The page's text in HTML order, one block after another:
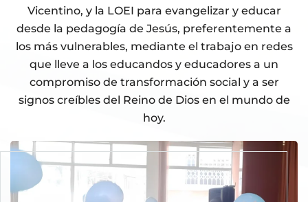
Vicentino, y la LOEI para evangelizar y educar
desde la pedagogía de Jesús, preferentemente a
los más vulnerables, mediante el trabajo en redes
que lleve a los educandos y educadores a un
compromiso de transformación social y a ser
signos creíbles del Reino de Dios en el mundo de
hoy.